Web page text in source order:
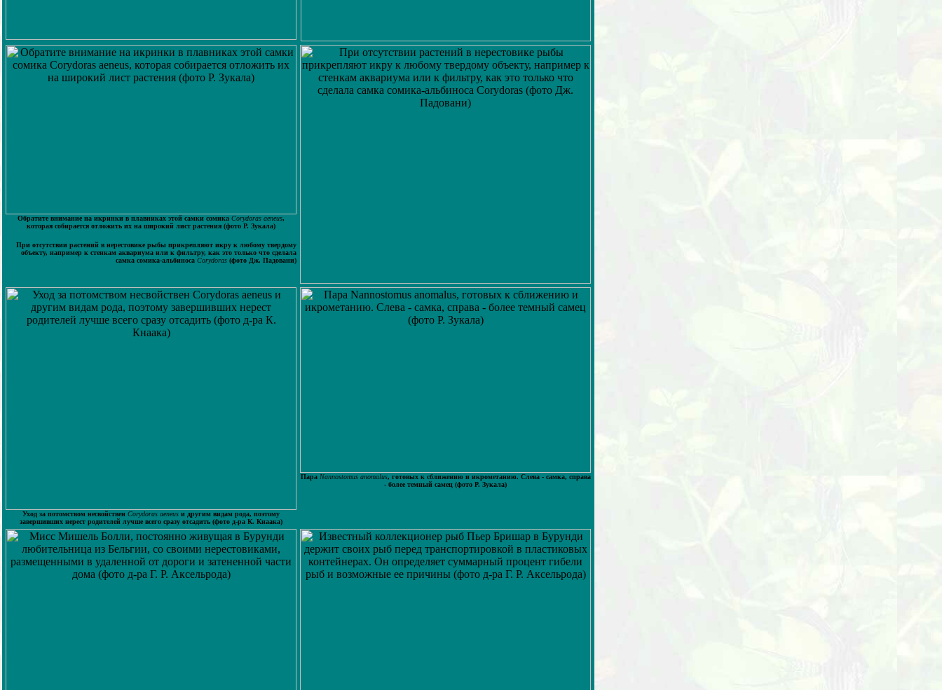
Обратите внимание на икринки в плавниках этой самки сомика Corydoras aeneus,
которая собирается отложить их на широкий лист растения (фото Р. Зукала)
При отсутствии растений в нерестовике рыбы прикрепляют икру к любому твердому
объекту, например к стенкам аквариума или к фильтру, как это только что сделала
самка сомика-альбиноса Corydoras (фото Дж. Падовани)
Уход за потомством несвойствен Corydoras aeneus и другим видам рода, поэтому
завершивших нерест родителей лучше всего сразу отсадить (фото д-ра К. Кнаака)
Пара Nannostomus anomalus, готовых к сближению и икрометанию. Слева - самка, справа
- более темный самец (фото Р. Зукала)